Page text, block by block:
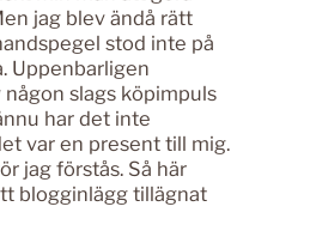
jag blev ändå rätt
stod inte på
Uppenbarligen
slags köpimpuls
har det inte
var en present till mig.
jag förstås. Så här
blogginlägg tillägnat